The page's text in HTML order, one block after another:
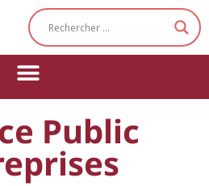
Public